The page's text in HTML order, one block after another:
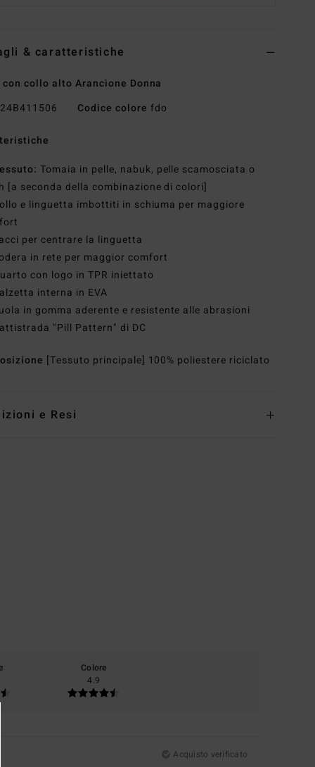
& caratteristiche
con collo alto Arancione Donna
24B411506 Codice colore fdo
Tomaia in pelle, nabuk, pelle scamosciata o
[a seconda della combinazione di colori]
e linguetta imbottiti in schiuma per maggiore
per centrare la linguetta
in rete per maggior comfort
con logo in TPR iniettato
interna in EVA
in gomma aderente e resistente alle abrasioni
"Pill Pattern" di DC
[Tessuto principale] 100% poliestere riciclato
e Resi
Colore
4.9
Acquisto verificato